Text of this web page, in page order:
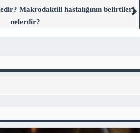
Makrodaktili hastalığının belirtileri
nelerdir?